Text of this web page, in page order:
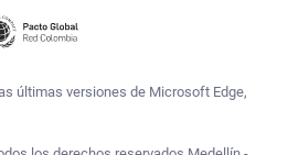
últimas versiones de Microsoft Edge,